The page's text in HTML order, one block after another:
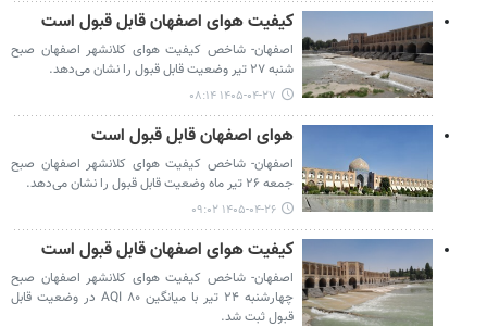
کیفیت هوای اصفهان قابل قبول است
اصفهان- شاخص کیفیت هوای کلانشهر اصفهان صبح
شنبه ۲۷ تیر وضعیت قابل قبول را نشان می‌دهد.
۱۴۰۵-۰۴-۲۷ ۰۸:۱۴
هوای اصفهان قابل قبول است
اصفهان- شاخص کیفیت هوای کلانشهر اصفهان صبح
جمعه ۲۶ تیر ماه وضعیت قابل قبول را نشان می‌دهد.
۱۴۰۵-۰۴-۲۶ ۰۹:۰۲
کیفیت هوای اصفهان قابل قبول است
اصفهان- شاخص کیفیت هوای کلانشهر اصفهان صبح
چهارشنبه ۲۴ تیر با میانگین ۸۰ AQI در وضعیت قابل
قبول ثبت شد.